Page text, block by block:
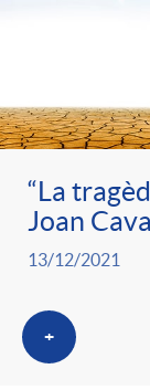
“La
Joan
13/12/2021
+